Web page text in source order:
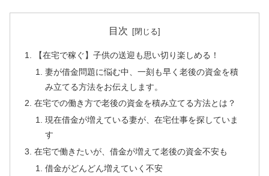
目次
【在宅で稼ぐ】子供の送迎も思い切り楽しめる！
妻が借金問題に悩む中、一刻も早く老後の資金を積
み立てる方法をお伝えします。
在宅での働き方で老後の資金を積み立てる方法とは？
現在借金が増えている妻が、在宅仕事を探していま
す
在宅で働きたいが、借金が増えて老後の資金不安も
借金がどんどん増えていく不安